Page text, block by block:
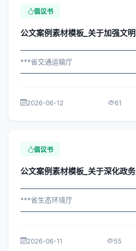
倡议书
公文案例素材模板_关于加强文
***省交通运输厅
构： 为深入贯彻落实习近平总书记...
2026-06-12 61
倡议书
公文案例素材模板_关于深化政
***省生态环境厅
机构： 为深入贯彻落实习近平总书...
2026-06-11 55